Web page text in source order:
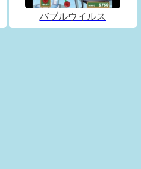
バブルウイルス